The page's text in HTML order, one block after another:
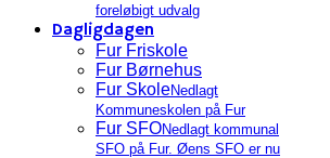
foreløbigt udvalg
Dagligdagen
Fur Friskole
Fur Børnehus
Fur SkoleNedlagt
Kommuneskolen på Fur
Fur SFONedlagt kommunal
SFO på Fur. Øens SFO er nu